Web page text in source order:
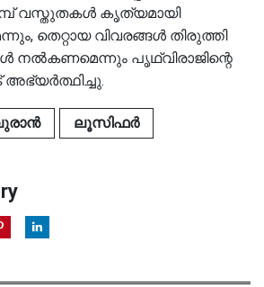
വസ്തുതകൾ കൃത്യമായി
തെറ്റായ വിവരങ്ങൾ തിരുത്തി
നൽകണമെന്നും പൃഥ്വിരാജിന്റെ
അഭ്യർത്ഥിച്ചു.
ലൂസിഫർ